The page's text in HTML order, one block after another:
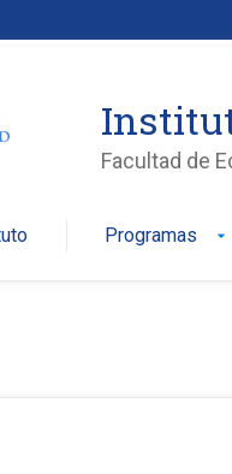
Facultad de
Programas arrow_drop_down